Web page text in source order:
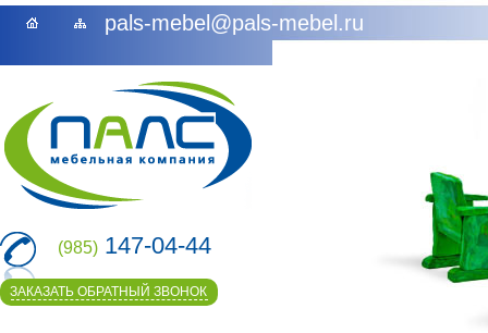
pals-mebel@pals-mebel.ru
(985) 147-04-44
ЗАКАЗАТЬ ОБРАТНЫЙ ЗВОНОК